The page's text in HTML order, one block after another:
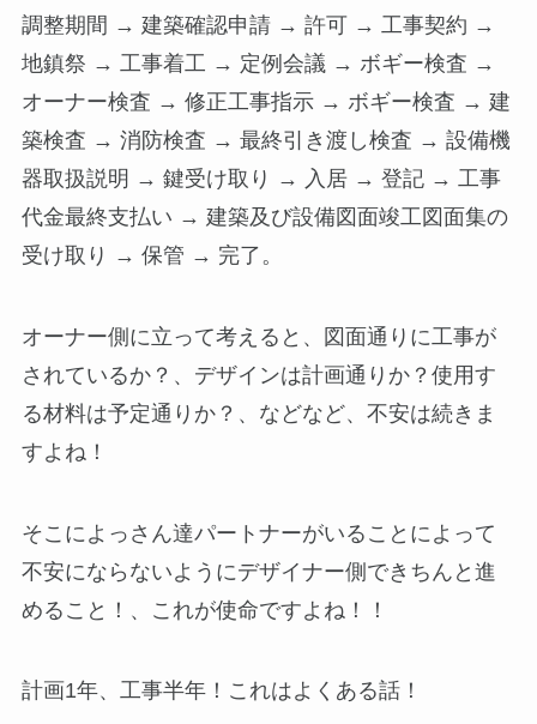
調整期間 → 建築確認申請 → 許可 → 工事契約 →
地鎮祭 → 工事着工 → 定例会議 → ボギー検査 →
オーナー検査 → 修正工事指示 → ボギー検査 → 建
築検査 → 消防検査 → 最終引き渡し検査 → 設備機
器取扱説明 → 鍵受け取り → 入居 → 登記 → 工事
代金最終支払い → 建築及び設備図面竣工図面集の
受け取り → 保管 → 完了。
オーナー側に立って考えると、図面通りに工事が
されているか？、デザインは計画通りか？使用す
る材料は予定通りか？、などなど、不安は続きま
すよね！
そこによっさん達パートナーがいることによって
不安にならないようにデザイナー側できちんと進
めること！、これが使命ですよね！！
計画1年、工事半年！これはよくある話！